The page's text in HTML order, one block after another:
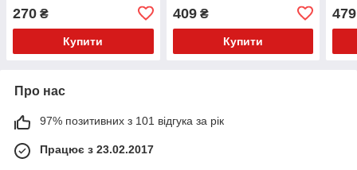
270 ₴
Купити
409₴
Купити
479
Про нас
97% позитивних з 101 відгука за рік
Працює з 23.02.2017